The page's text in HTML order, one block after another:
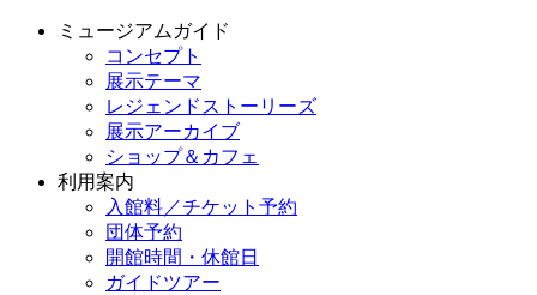
ミュージアムガイド
コンセプト
展示テーマ
レジェンドストーリーズ
展示アーカイブ
ショップ＆カフェ
利用案内
入館料／チケット予約
団体予約
開館時間・休館日
ガイドツアー